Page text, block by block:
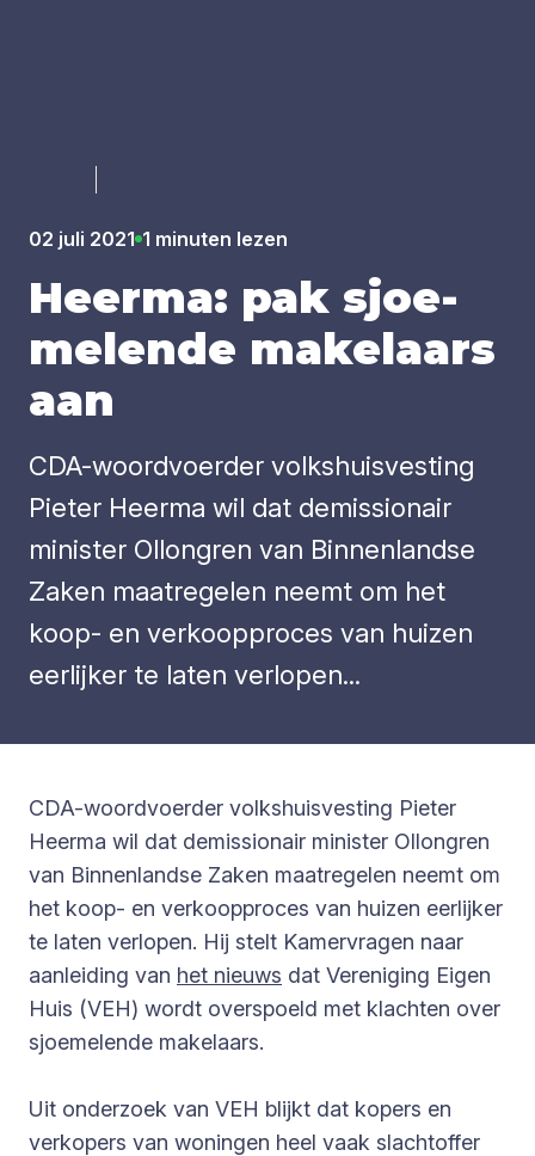
02 juli 2021 1 minuten lezen
Heer­ma: pak sjoe­
me­len­de make­laars
aan
CDA-woordvoerder volkshuisvesting
Pieter Heerma wil dat demissionair
minister Ollongren van Binnenlandse
Zaken maatregelen neemt om het
koop- en verkoopproces van huizen
eerlijker te laten verlopen...
CDA-woordvoerder volkshuisvesting Pieter
Heerma wil dat demissionair minister Ollongren
van Binnenlandse Zaken maatregelen neemt om
het koop- en verkoopproces van huizen eerlijker
te laten verlopen. Hij stelt Kamervragen naar
aanleiding van het nieuws dat Vereniging Eigen
Huis (VEH) wordt overspoeld met klachten over
sjoemelende makelaars.
Uit onderzoek van VEH blijkt dat kopers en
verkopers van woningen heel vaak slachtoffer